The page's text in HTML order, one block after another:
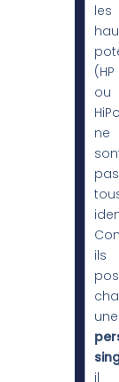
les
(HP
ou
ne
pas
ils
une
il